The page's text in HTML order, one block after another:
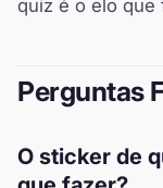
quiz é o elo que
Perguntas
O sticker de